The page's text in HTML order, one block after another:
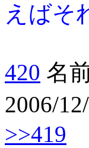
えばそ
420 名
2006/
>>419